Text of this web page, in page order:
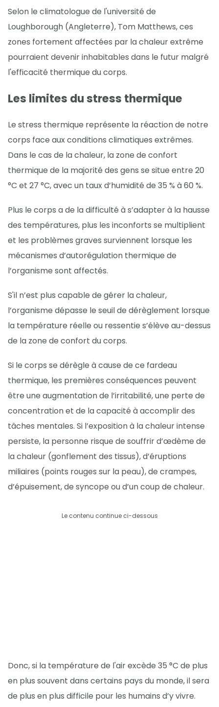
Selon le climatologue de l'université de
Loughborough (Angleterre), Tom Matthews, ces
zones fortement affectées par la chaleur extrême
pourraient devenir inhabitables dans le futur malgré
l'efficacité thermique du corps.
Les limites du stress thermique
Le stress thermique représente la réaction de notre
corps face aux conditions climatiques extrêmes.
Dans le cas de la chaleur, la zone de confort
thermique de la majorité des gens se situe entre 20
°C et 27 °C, avec un taux d’humidité de 35 % à 60 %.
Plus le corps a de la difficulté à s’adapter à la hausse
des températures, plus les inconforts se multiplient
et les problèmes graves surviennent lorsque les
mécanismes d’autorégulation thermique de
l’organisme sont affectés.
S'il n’est plus capable de gérer la chaleur,
l’organisme dépasse le seuil de dérèglement lorsque
la température réelle ou ressentie s’élève au-dessus
de la zone de confort du corps.
Si le corps se dérègle à cause de ce fardeau
thermique, les premières conséquences peuvent
être une augmentation de l’irritabilité, une perte de
concentration et de la capacité à accomplir des
tâches mentales. Si l’exposition à la chaleur intense
persiste, la personne risque de souffrir d’œdème de
la chaleur (gonflement des tissus), d’éruptions
miliaires (points rouges sur la peau), de crampes,
d’épuisement, de syncope ou d’un coup de chaleur.
Le contenu continue ci-dessous
Donc, si la température de l'air excède 35 °C de plus
en plus souvent dans certains pays du monde, il sera
de plus en plus difficile pour les humains d’y vivre.